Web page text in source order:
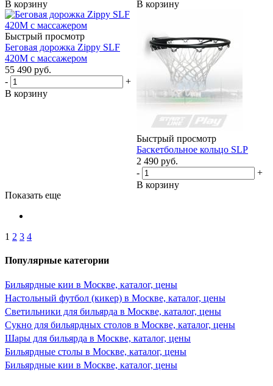
В корзину В корзину
Быстрый просмотр
Беговая дорожка Zippy SLF
420М с массажером
55 490 руб.
-
+
В корзину
Быстрый просмотр
Баскетбольное кольцо SLP
2 490 руб.
-
+
В корзину
Показать еще
1 2 3 4
Популярные категории
Бильярдные кии в Москве, каталог, цены
Настольный футбол (кикер) в Москве, каталог, цены
Светильники для бильярда в Москве, каталог, цены
Сукно для бильярдных столов в Москве, каталог, цены
Шары для бильярда в Москве, каталог, цены
Бильярдные столы в Москве, каталог, цены
Бильярдные кии в Москве, каталог, цены